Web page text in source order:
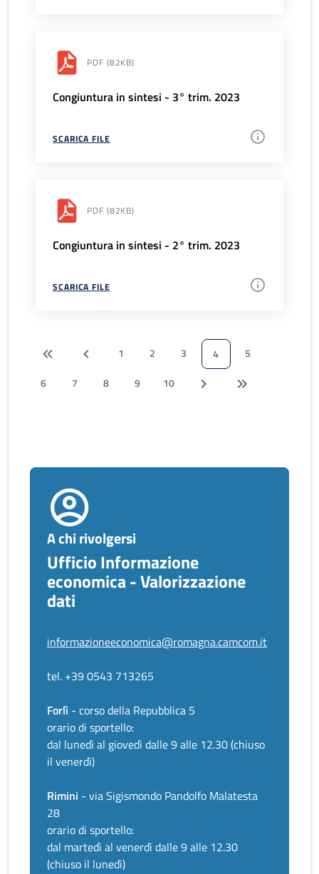
PDF (82KB)
Congiuntura in sintesi - 3° trim. 2023
SCARICA FILE
PDF (82KB)
Congiuntura in sintesi - 2° trim. 2023
SCARICA FILE
1 2 3 4
5
6
7 8 9 10
A chi rivolgersi
Ufficio Informazione
economica - Valorizzazione
dati
informazioneeconomica@romagna.camcom.it
tel. +39 0543 713265
Forlì - corso della Repubblica 5
orario di sportello:
dal lunedì al giovedì dalle 9 alle 12.30 (chiuso
il venerdì)
Rimini - via Sigismondo Pandolfo Malatesta
28
orario di sportello:
dal martedì al venerdì dalle 9 alle 12.30
(chiuso il lunedì)